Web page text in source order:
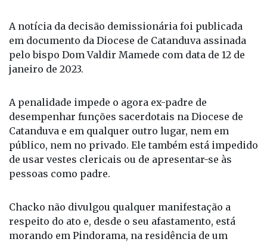
A notícia da decisão demissionária foi publicada
em documento da Diocese de Catanduva assinada
pelo bispo Dom Valdir Mamede com data de 12 de
janeiro de 2023.
A penalidade impede o agora ex-padre de
desempenhar funções sacerdotais na Diocese de
Catanduva e em qualquer outro lugar, nem em
público, nem no privado. Ele também está impedido
de usar vestes clericais ou de apresentar-se às
pessoas como padre.
Chacko não divulgou qualquer manifestação a
respeito do ato e, desde o seu afastamento, está
morando em Pindorama, na residência de um